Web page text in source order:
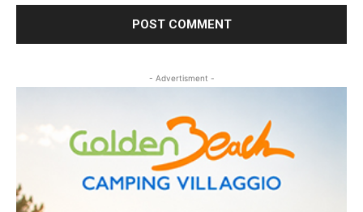
- Advertisment -